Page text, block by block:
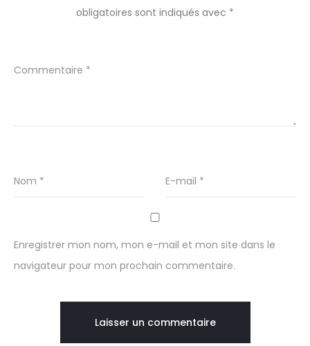
obligatoires sont indiqués avec *
Commentaire *
Nom * E-mail *
Enregistrer mon nom, mon e-mail et mon site dans le
navigateur pour mon prochain commentaire.